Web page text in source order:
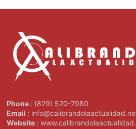
Phone : (829) 520-7980
Email :
Website :